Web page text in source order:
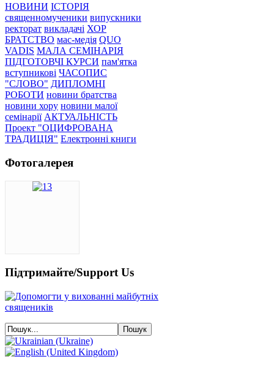
НОВИНИ ІСТОРІЯ
священномученики випускники
ректорат викладачі ХОР
БРАТСТВО мас-медія QUO
VADIS МАЛА СЕМІНАРІЯ
ПІДГОТОВЧІ КУРСИ пам'ятка
вступникові ЧАСОПИС
"СЛОВО" ДИПЛОМНІ
РОБОТИ новини братства
новини хору новини малої
семінарії АКТУАЛЬНІСТЬ
Проект "ОЦИФРОВАНА
ТРАДИЦІЯ" Електронні книги
Фотогалерея
Підтримайте/Support Us